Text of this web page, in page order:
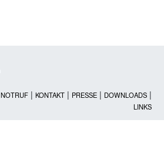
NOTRUF | KONTAKT | PRESSE | DOWNLOADS |
LINKS